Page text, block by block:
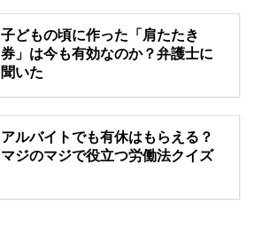
子どもの頃に作った「肩たたき
券」は今も有効なのか？弁護士に
聞いた
アルバイトでも有休はもらえる？
マジのマジで役立つ労働法クイズ